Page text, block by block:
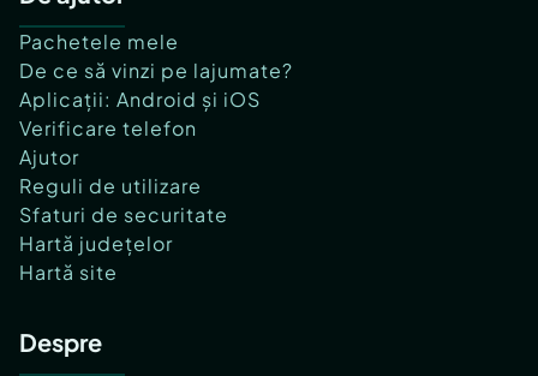
Pachetele mele
De ce să vinzi pe lajumate?
Aplicații: Android și iOS
Verificare telefon
Ajutor
Reguli de utilizare
Sfaturi de securitate
Hartă județelor
Hartă site
Despre